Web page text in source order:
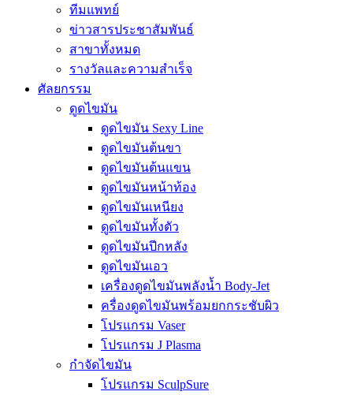
ทีมแพทย์
ข่าวสารประชาสัมพันธ์
สาขาทั้งหมด
รางวัลและความสำเร็จ
ศัลยกรรม
ดูดไขมัน
ดูดไขมัน Sexy Line
ดูดไขมันต้นขา
ดูดไขมันต้นแขน
ดูดไขมันหน้าท้อง
ดูดไขมันเหนียง
ดูดไขมันทั้งตัว
ดูดไขมันปีกหลัง
ดูดไขมันเอว
เครื่องดูดไขมันพลังน้ำ Body-Jet
ครื่องดูดไขมันพร้อมยกกระชับผิว
โปรแกรม Vaser
โปรแกรม J Plasma
กำจัดไขมัน
โปรแกรม SculpSure